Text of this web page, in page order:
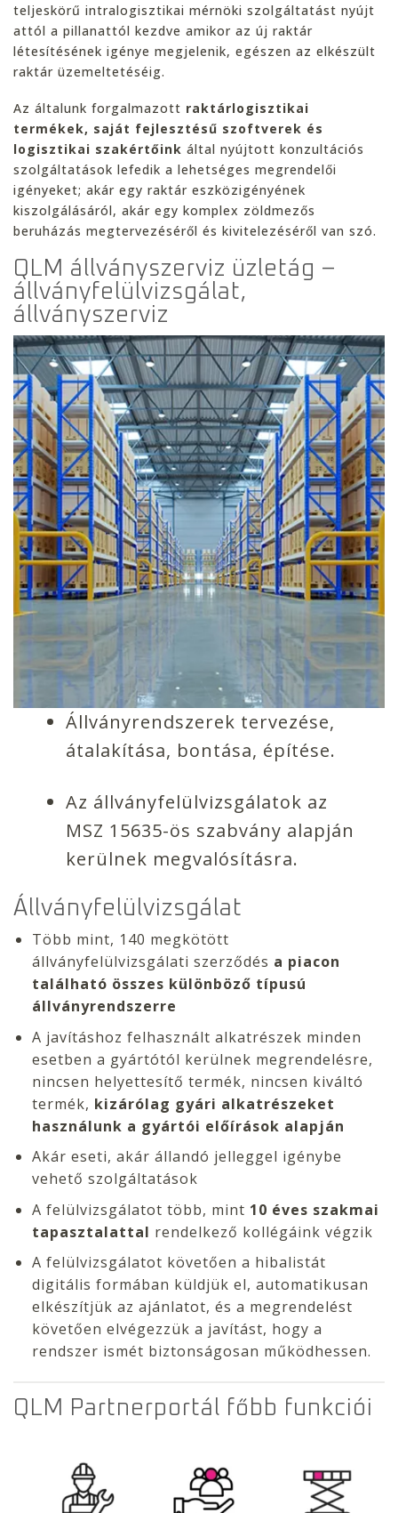
teljeskörű intralogisztikai mérnöki szolgáltatást nyújt
attól a pillanattól kezdve amikor az új raktár
létesítésének igénye megjelenik, egészen az elkészült
raktár üzemeltetéséig.
Az általunk forgalmazott raktárlogisztikai
termékek, saját fejlesztésű szoftverek és
logisztikai szakértőink által nyújtott konzultációs
szolgáltatások lefedik a lehetséges megrendelői
igényeket; akár egy raktár eszközigényének
kiszolgálásáról, akár egy komplex zöldmezős
beruházás megtervezéséről és kivitelezéséről van szó.
QLM állványszerviz üzletág –
állványfelülvizsgálat,
állványszerviz
Állványrendszerek tervezése,
átalakítása, bontása, építése.
Az állványfelülvizsgálatok az
MSZ 15635-ös szabvány alapján
kerülnek megvalósításra.
Állványfelülvizsgálat
Több mint, 140 megkötött
állványfelülvizsgálati szerződés a piacon
található összes különböző típusú
állványrendszerre
A javításhoz felhasznált alkatrészek minden
esetben a gyártótól kerülnek megrendelésre,
nincsen helyettesítő termék, nincsen kiváltó
termék, kizárólag gyári alkatrészeket
használunk a gyártói előírások alapján
Akár eseti, akár állandó jelleggel igénybe
vehető szolgáltatások
A felülvizsgálatot több, mint 10 éves szakmai
tapasztalattal rendelkező kollégáink végzik
A felülvizsgálatot követően a hibalistát
digitális formában küldjük el, automatikusan
elkészítjük az ajánlatot, és a megrendelést
követően elvégezzük a javítást, hogy a
rendszer ismét biztonságosan működhessen.
QLM Partnerportál főbb funkciói